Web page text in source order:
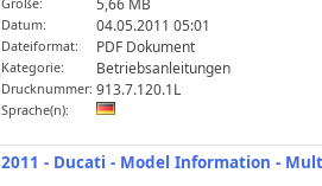
5,66 MB
Datum: 04.05.2011 05:01
Dateiformat: PDF Dokument
Kategorie: Betriebsanleitungen
Drucknummer: 913.7.120.1L
Sprache(n):
2011 - Ducati - Model Information -